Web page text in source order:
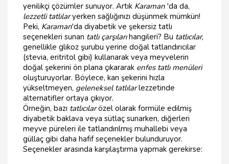
yenilikçi çözümler sunuyor. Artık Karaman 'da da,
lezzetli tatlılaryerken sağlığınızı düşünmek mümkün!
Peki, Karaman'da diyabetik ve şekersiz tatlı
seçenekleri sunan tatlı çarşılarıhangileri? Bu tatlıcılar,
genellikle glikoz şurubu yerine doğal tatlandırıcılar
(stevia, eritritol gibi) kullanarak veya meyvelerin
doğal şekerini ön plana çıkararak enfes tatlı menüleri
oluşturuyorlar. Böylece, kan şekerini hızla
yükseltmeyen, geleneksel tatlılarlezzetinde
alternatifler ortaya çıkıyor.
Örneğin, bazı tatlıcılarözel olarak formüle edilmiş
diyabetik baklava veya sütlaç sunarken, diğerleri
meyve püreleri ile tatlandırılmış muhallebi veya
güllaç gibi daha hafif seçenekler bulunduruyor.
Seçenekler arasında karşılaştırma yapmak gerekirse: